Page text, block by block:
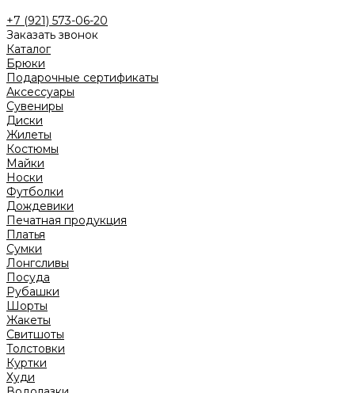
+7 (921) 573-06-20
Заказать звонок
Каталог
Брюки
Подарочные сертификаты
Аксессуары
Сувениры
Диски
Жилеты
Костюмы
Майки
Носки
Футболки
Дождевики
Печатная продукция
Платья
Сумки
Лонгсливы
Посуда
Рубашки
Шорты
Жакеты
Свитшоты
Толстовки
Куртки
Худи